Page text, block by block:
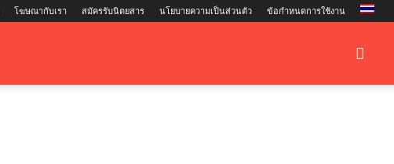
โฆษณากับเรา สมัครรับนิตยสาร นโยบายความเป็นส่วนตัว ข้อกำหนดการใช้งาน